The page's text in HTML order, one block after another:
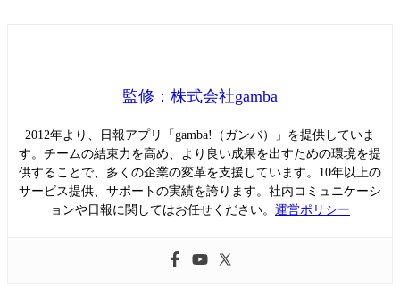
監修：株式会社gamba
2012年より、日報アプリ「gamba!（ガンバ）」を提供していま
す。チームの結束力を高め、より良い成果を出すための環境を提
供することで、多くの企業の変革を支援しています。10年以上の
サービス提供、サポートの実績を誇ります。社内コミュニケーシ
ョンや日報に関してはお任せください。 運営ポリシー